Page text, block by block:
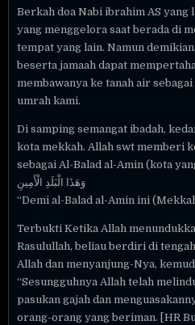
Berkah doa Nabi ibrahim AS yang
yang menggelora saat berada di
tempat yang lain. Namun
beserta jamaah dapat
membawanya ke tanah air
umrah kami.
Di samping semangat ibadah,
kota mekkah. Allah swt memberi
sebagai Al-Balad al-Amin (kota
وَهَذَا الْبَلَدِ الْأَمِينِ
“Demi al-Balad al-Amin ini
Terbukti Ketika Allah
Rasulullah, beliau berdiri di
Allah dan menyanjung-Nya,
“Sesungguhnya Allah telah
pasukan gajah dan
orang-orang yang beriman. [HR